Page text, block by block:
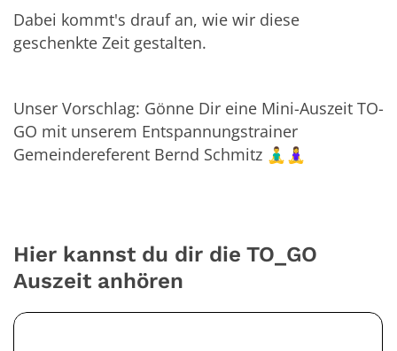
Dabei kommt's drauf an, wie wir diese
geschenkte Zeit gestalten.
Unser Vorschlag: Gönne Dir eine Mini-Auszeit TO-
GO mit unserem Entspannungstrainer
Gemeindereferent Bernd Schmitz 🧘‍♂️🧘‍♀️
Hier kannst du dir die TO_GO
Auszeit anhören